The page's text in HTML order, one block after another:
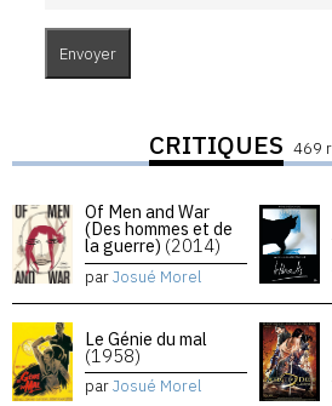
CRITIQUES 469
Of Men and War
(Des hommes et de
la guerre) (2014)
parJosué Morel
Le Génie du mal
(1958)
parJosué Morel